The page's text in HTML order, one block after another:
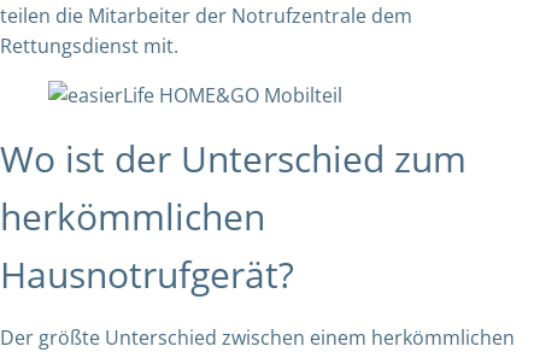
teilen die Mitarbeiter der Notrufzentrale dem
Rettungsdienst mit.
Wo ist der Unterschied zum
herkömmlichen
Hausnotrufgerät?
Der größte Unterschied zwischen einem herkömmlichen